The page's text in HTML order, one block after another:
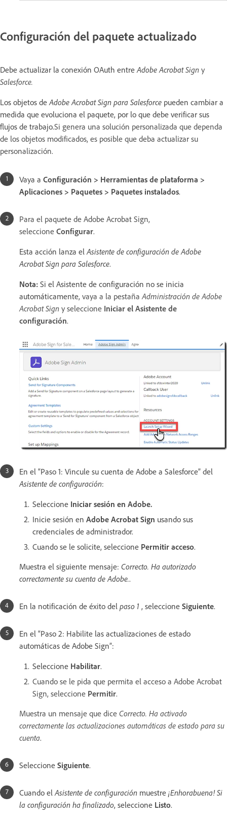
Configuración del paquete actualizado
Debe actualizar la conexión OAuth entre Adobe AcrobatSign y
Salesforce.
Los objetos de Adobe Acrobat Sign para Salesforce pueden cambiar a
medida que evoluciona el paquete, por lo que debe verificar sus
flujos de trabajo.Si genera una solución personalizada que dependa
de los objetos modificados, es posible que deba actualizar su
personalización.
Vaya a Configuración > Herramientas de plataforma >
Aplicaciones > Paquetes > Paquetes instalados.
Para el paquete de Adobe Acrobat Sign,
seleccione Configurar.
Esta acción lanza el Asistente de configuración de Adobe
Acrobat Sign para Salesforce.
Nota: Si el Asistente de configuración no se inicia
automáticamente, vaya a la pestaña Administración de Adobe
Acrobat Sign y seleccione Iniciar el Asistente de
configuración.
En el “Paso 1: Vincule su cuenta de Adobe a Salesforce” del
Asistente de configuración:
Seleccione Iniciar sesión en Adobe.
Inicie sesión en Adobe Acrobat Sign usando sus
credenciales de administrador.
Cuando se le solicite, seleccione Permitir acceso.
Muestra el siguiente mensaje: Correcto. Ha autorizado
correctamente su cuenta de Adobe..
En la notificación de éxito del paso 1 , seleccione Siguiente.
En el “Paso 2: Habilite las actualizaciones de estado
automáticas de Adobe Sign”:
Seleccione Habilitar.
Cuando se le pida que permita el acceso a Adobe Acrobat
Sign, seleccione Permitir.
Muestra un mensaje que dice Correcto. Ha activado
correctamente las actualizaciones automáticas de estado para su
cuenta.
Seleccione Siguiente.
Cuando el Asistente de configuración muestre ¡Enhorabuena! Si
la configuración ha finalizado, seleccione Listo.